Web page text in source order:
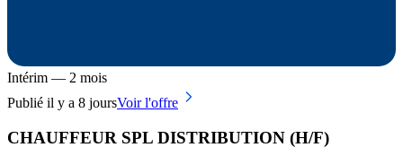
Intérim — 2 mois
Publié il y a 8 joursVoir l'offre
CHAUFFEUR SPL DISTRIBUTION (H/F)